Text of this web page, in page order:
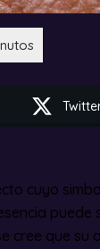
cuyo
cree que